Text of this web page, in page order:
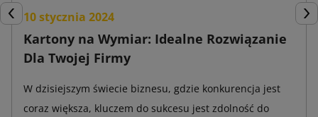
Poprzedni
10 stycznia 2024
Kartony na Wymiar: Idealne Rozwiązanie
Dla Twojej Firmy
W dzisiejszym świecie biznesu, gdzie konkurencja jest
coraz większa, kluczem do sukcesu jest zdolność do